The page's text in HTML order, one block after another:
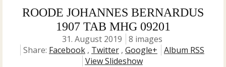
ROODE JOHANNES BERNARDUS
1907 TAB MHG 09201
31. August 2019
8 images
Share: Facebook , Twitter , Google+
Album RSS
View Slideshow